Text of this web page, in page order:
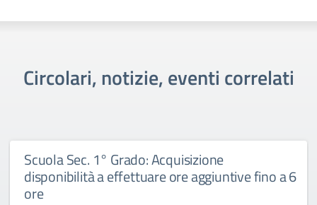
Circolari, notizie, eventi correlati
Scuola Sec. 1° Grado: Acquisizione
disponibilità a effettuare ore aggiuntive fino a 6
ore